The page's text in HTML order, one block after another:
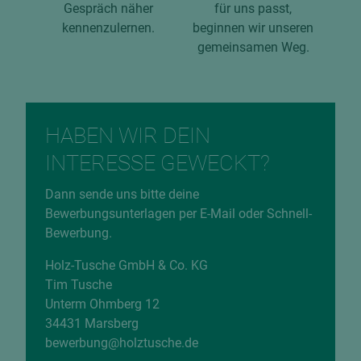
Gespräch näher
kennenzulernen.
für uns passt,
beginnen wir unseren
gemeinsamen Weg.
HABEN WIR DEIN
INTERESSE GEWECKT?
Dann sende uns bitte deine
Bewerbungsunterlagen per E-Mail oder Schnell-
Bewerbung.
Holz-Tusche GmbH & Co. KG
Tim Tusche
Unterm Ohmberg 12
34431 Marsberg
bewerbung@holztusche.de